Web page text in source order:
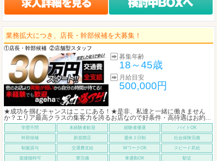
業務拡大につき、店長・幹部候補を大募集！
①店長・幹部候補 ②店舗型スタッフ
募集年齢
18～45歳
月給目安
500,000円
★成功を掴むチャンスはここにある！★是非、私達と一緒に働きません
か？エリア最高クラスの集客力を誇るお店なので好条件・高待遇はお約...
学歴不問 未経験者歓迎 経験者優遇 バイトOK
幹部候補 新規開店 週休２日制 社会保険完備
制服貸与 交通費支給 WワークOK スピード昇給
面接随時可 寮完備 車通勤OK 駅近